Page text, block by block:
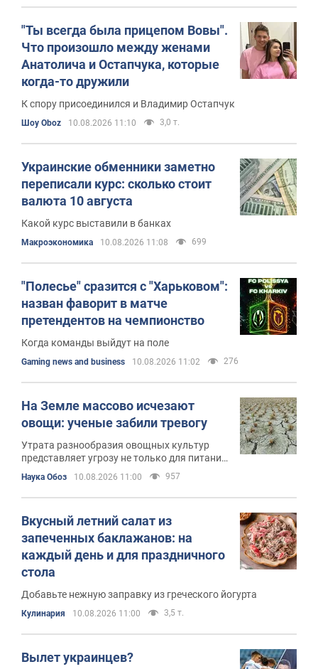
"Ты всегда была прицепом Вовы".
Что произошло между женами
Анатолича и Остапчука, которые
когда-то дружили
К спору присоединился и Владимир Остапчук
Шоу Oboz 10.08.2026 11:10 3,0 т.
Украинские обменники заметно
переписали курс: сколько стоит
валюта 10 августа
Какой курс выставили в банках
Mакроэкономика 10.08.2026 11:08 699
"Полесье" сразится с "Харьковом":
назван фаворит в матче
претендентов на чемпионство
Когда команды выйдут на поле
Gaming news and business 10.08.2026 11:02 276
На Земле массово исчезают
овощи: ученые забили тревогу
Утрата разнообразия овощных культур
представляет угрозу не только для питания
Наука Обоз 10.08.2026 11:00 957
Вкусный летний салат из
запеченных баклажанов: на
каждый день и для праздничного
стола
Добавьте нежную заправку из греческого йогурта
Кулинария 10.08.2026 11:00 3,5 т.
Вылет украинцев?